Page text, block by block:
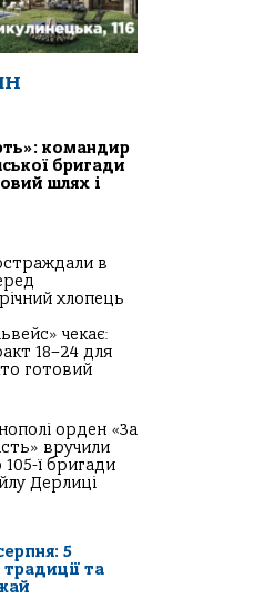
командир
бригади
шлях і
в
хлопець
чекає:
18–24 для
готовий
орден «За
вручили
105-ї бригади
Дерлиці
5
та